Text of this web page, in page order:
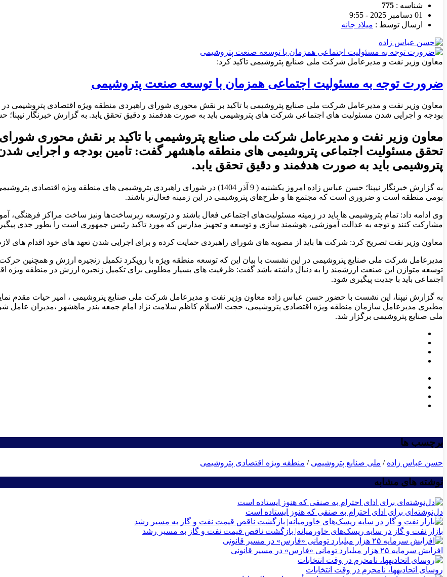
شناسه : 775
01 دسامبر 2025 - 9:55
ارسال توسط : میلاد جانه
معاون وزیر نفت و مدیرعامل شرکت ملی صنایع پتروشیمی تاکید کرد:
ضرورت توجه به مسئولیت اجتماعی همزمان با توسعه صنعت پتروشیمی
معاون وزیر نفت و مدیرعامل شرکت ملی صنایع پتروشیمی با تاکید بر نقش محوری شورای راهبردی منطقه ویژه اقتصادی پتروشیمی
بودجه و اجرایی شدن مسئولیت های اجتماعی شرکت های پتروشیمی باید به صورت هدفمند و دقیق تحقق یابد. به گزارش خبرنگار
معاون وزیر نفت و مدیرعامل شرکت ملی صنایع پتروشیمی با تاکید بر نقش محوری
تحقق مسئولیت اجتماعی پتروشیمی های منطقه ماهشهر گفت: تامین بودجه و اجرایی
پتروشیمی باید به صورت هدفمند و دقیق تحقق یابد.
به گزارش خبرنگار نیپنا؛ حسن عباس زاده امروز یکشنبه ( 9 آذر 1404) در شورای راهبردی
بومی منطقه است و ضروری است که مجتمع ها و طرح‌های پتروشیمی در این زمینه فعال‌تر باشند.
وی ادامه داد: تمام پتروشیمی ها باید در زمینه مسئولیت‌های اجتماعی فعال باشند و درتوسعه زیرساخت‌ها ونیز ساخت مراکز فرهنگی،
مشارکت کنند و توجه به عدالت آموزشی، هوشمند سازی و توسعه و تجهیز مدارس که مورد تاکید رئیس جمهوری است را بطور جدی
معاون وزیر نفت تصریح کرد: شرکت ها باید از مصوبه های شورای راهبردی حمایت کرده و برای اجرایی شدن تعهد های خود اقدام های
مدیرعامل شرکت ملی صنایع پتروشیمی در این نشست با بیان این که توسعه منطقه ویژه با رویکرد تکمیل زنجیره ارزش و همچنین
توسعه متوازن این صنعت ارزشمند را به دنبال داشته باشد گفت: ظرفیت های بسیار مطلوبی برای تکمیل زنجیره ارزش در منطقه
اجتماعی باید با جدیت پیگیری شود.
به گزارش نیپنا، این نشست با حضور حسن عباس زاده معاون وزیر نفت و مدیرعامل شرکت ملی صنایع پتروشیمی ، امیر حیات مقدم
مطیری مدیرعامل سازمان منطقه ویژه اقتصادی پتروشیمی، حجت الاسلام کاظم سلامت نژاد امام جمعه بندر ماهشهر ،مدیران
ملی صنایع پتروشیمی برگزار شد.
برچسب ها
حسن عباس زاده / ملی صنایع پتروشیمی / منطقه ویژه اقتصادی پتروشیمی
نوشته های مشابه
دل‌نوشته‌ای برای ادای احترام به صنفی که هنوز ایستاده است
بازار نفت و گاز در سایه ریسک‌های خاورمیانه| بازگشت ناقص قیمت نفت و گاز به مسیر رشد
افزایش سرمایه ۲۵ هزار میلیارد تومانی «فارس» در مسیر قانونی
روسای اتحادیه‎ها، نامحرم در وقت انتخابات